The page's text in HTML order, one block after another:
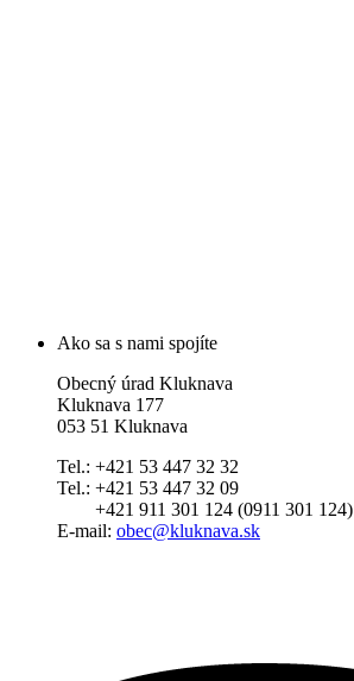
Ako sa s nami spojíte
Obecný úrad Kluknava
Kluknava 177
053 51 Kluknava
Tel.: +421 53 447 32 32
Tel.: +421 53 447 32 09
+421 911 301 124 (0911 301 124)
E-mail: obec@kluknava.sk